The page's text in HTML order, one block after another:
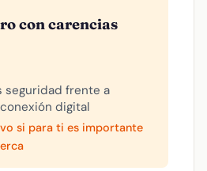
con carencias
seguridad frente a
digital
si para ti es importante